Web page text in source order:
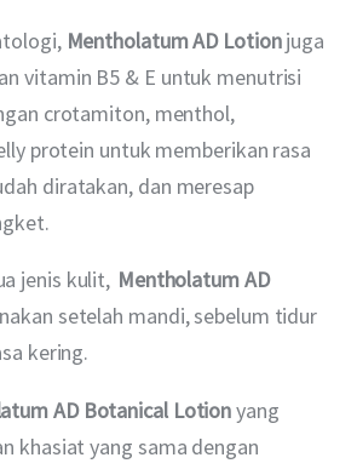
Mentholatum AD Lotion juga
vitamin B5 & E untuk menutrisi
crotamiton, menthol,
protein untuk memberikan rasa
diratakan, dan meresap
jenis kulit, Mentholatum AD
setelah mandi, sebelum tidur
kering.
AD Botanical Lotion yang
khasiat yang sama dengan